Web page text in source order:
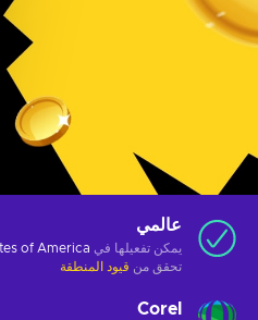
عالمي
يمكن تفعيلها في of America
تحقق من قيود المنطقة
Corel